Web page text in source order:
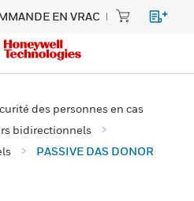
EN VRAC
des personnes en cas
bidirectionnels
PASSIVE DAS DONOR